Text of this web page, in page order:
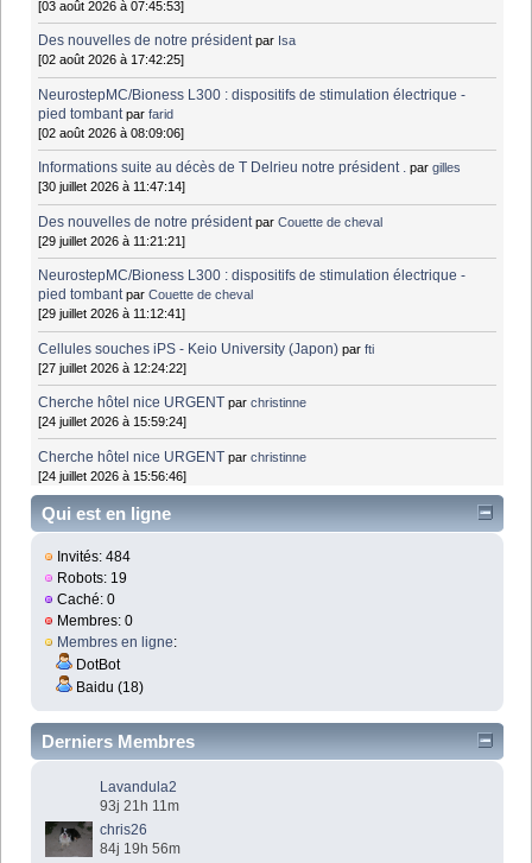
[03 août 2026 à 07:45:53]
Des nouvelles de notre président par Isa
[02 août 2026 à 17:42:25]
NeurostepMC/Bioness L300 : dispositifs de stimulation électrique -
pied tombant parfarid
[02 août 2026 à 08:09:06]
Informations suite au décès de T Delrieu notre président . pargilles
[30 juillet 2026 à 11:47:14]
Des nouvelles de notre président parCouette de cheval
[29 juillet 2026 à 11:21:21]
NeurostepMC/Bioness L300 : dispositifs de stimulation électrique -
pied tombant parCouette de cheval
[29 juillet 2026 à 11:12:41]
Cellules souches iPS - Keio University (Japon) parfti
[27 juillet 2026 à 12:24:22]
Cherche hôtel nice URGENT parchristinne
[24 juillet 2026 à 15:59:24]
Cherche hôtel nice URGENT parchristinne
[24 juillet 2026 à 15:56:46]
Qui est en ligne
Invités: 484
Robots: 19
Caché: 0
Membres: 0
Membres en ligne:
DotBot
Baidu (18)
Derniers Membres
Lavandula2
93j 21h 11m
chris26
84j 19h 56m